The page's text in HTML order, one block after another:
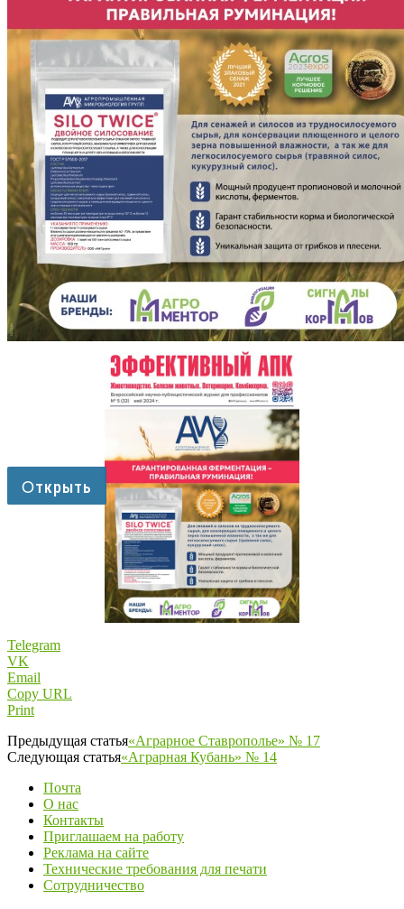
Telegram
VK
Email
Copy URL
Print
Предыдущая статья«Аграрное Ставрополье» № 17
Следующая статья«Аграрная Кубань» № 14
Почта
О нас
Контакты
Приглашаем на работу
Реклама на сайте
Технические требования для печати
Сотрудничество